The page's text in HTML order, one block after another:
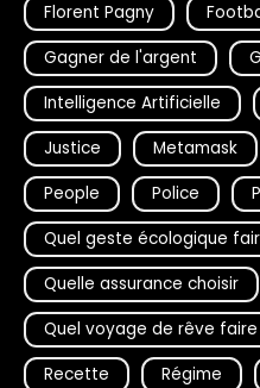
Florent Pagny
Gagner de l'argent
Intelligence Artificielle
Justice
Metamask
People
Police
Quel geste écologique
Quelle assurance choisir
Quel voyage de rêve faire
Recette
Régime